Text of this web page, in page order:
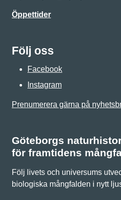
Öppettider
Följ oss
Facebook
Instagram
Prenumerera gärna på
Göteborgs
för framtidens
Följ livets och universums
biologiska mångfalden i nytt